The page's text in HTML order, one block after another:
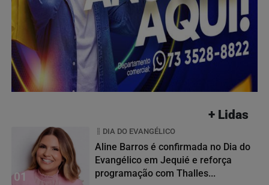
+ Lidas
01
DIA DO EVANGÉLICO
Aline Barros é confirmada no Dia do
Evangélico em Jequié e reforça
programação com Thalles...